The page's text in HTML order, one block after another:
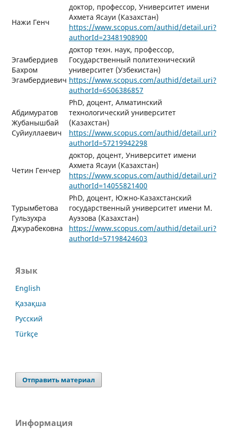
Нажи Генч
доктор, профессор, Университет имени
Ахмета Ясауи (Казахстан)
https://www.scopus.com/authid/detail.uri?
authorId=23481908900
Эгамбердиев
Бахром
Эгамбердиевич
доктор техн. наук, профессор,
Государственный политехнический
университет (Узбекистан)
https://www.scopus.com/authid/detail.uri?
authorId=6506386857
Абдимуратов
Жубанышбай
Суйиуллаевич
PhD, доцент, Алматинский
технологический университет
(Казахстан)
https://www.scopus.com/authid/detail.uri?
authorId=57219942298
Четин Генчер
доктор, доцент, Университет имени
Ахмета Ясауи (Казахстан)
https://www.scopus.com/authid/detail.uri?
authorId=14055821400
Турымбетова
Гульзухра
Джурабековна
PhD, доцент, Южно-Казахстанский
государственный университет имени М.
Ауэзова (Казахстан)
https://www.scopus.com/authid/detail.uri?
authorId=57198424603
Язык
English
Қазақша
Русский
Türkçe
Отправить материал
Информация